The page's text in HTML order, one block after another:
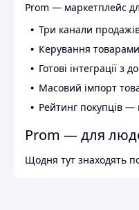
Prom — маркетплейс
Три канали
Керування
Готові інтеграції
Масовий імпорт
Рейтинг покупців
Prom — для
Щодня тут знаходять